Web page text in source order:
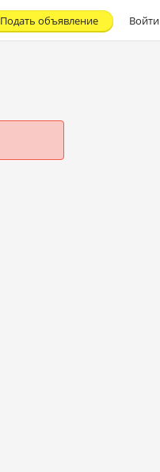
Войти
Подать объявление